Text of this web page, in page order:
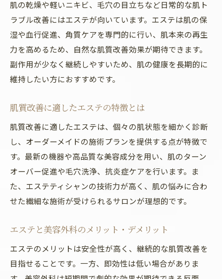
肌の乾燥や軽いニキビ、毛穴の目立ちなど日常的な肌ト
ラブル改善にはエステが向いています。エステは肌の保
湿や血行促進、角質ケアを専門的に行い、肌本来の再生
力を高めるため、自然な肌質改善効果が期待できます。
副作用が少なく継続しやすいため、肌の健康を長期的に
維持したい方におすすめです。
肌質改善に適したエステの特徴とは
肌質改善に適したエステは、個々の肌状態を細かく診断
し、オーダーメイドの施術プランを提供する点が特徴で
す。最新の機器や高品質な美容成分を用い、肌のターン
オーバー促進や毛穴洗浄、抗炎症ケアを行います。ま
た、エステティシャンの技術力が高く、肌の悩みに合わ
せた繊細な施術が受けられるサロンが理想的です。
エステと美容外科のメリット・デメリット
エステのメリットは安全性が高く、継続的な肌質改善を
目指せることです。一方、即効性は低い場合がありま